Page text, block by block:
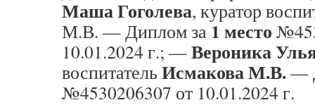
Маша Гоголева, куратор
М.В. — Диплом за 1 место
10.01.2024 г.; —Вероника
воспитатель Исмакова М.В.—
№4530206307 от 10.01.2024 г.